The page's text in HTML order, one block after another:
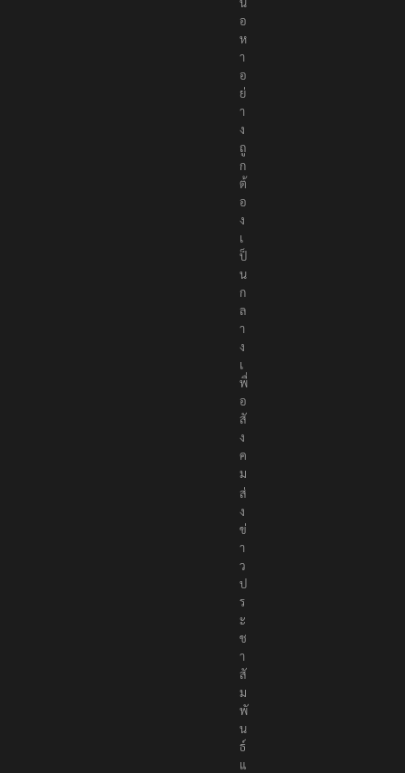
ห
า
อ
ย่
า
ง
ถู
ก
ต้
อ
ง
เ
ป็
น
ก
ล
า
ง
เ
พื่
อ
สั
ง
ค
ม
ส่
ง
ข่
า
ว
ป
ร
ะ
ช
า
สั
ม
พั
น
ธ์
แ
จ้